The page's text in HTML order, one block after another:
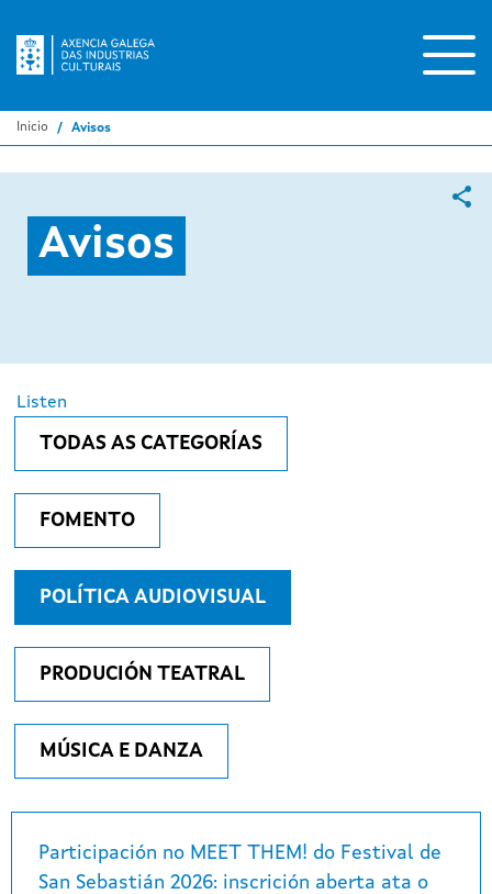
Inicio Avisos
Avisos
Listen
TODAS AS CATEGORÍAS
FOMENTO
POLÍTICA AUDIOVISUAL
PRODUCIÓN TEATRAL
MÚSICA E DANZA
Participación no MEET THEM! do Festival de
San Sebastián 2026: inscrición aberta ata o